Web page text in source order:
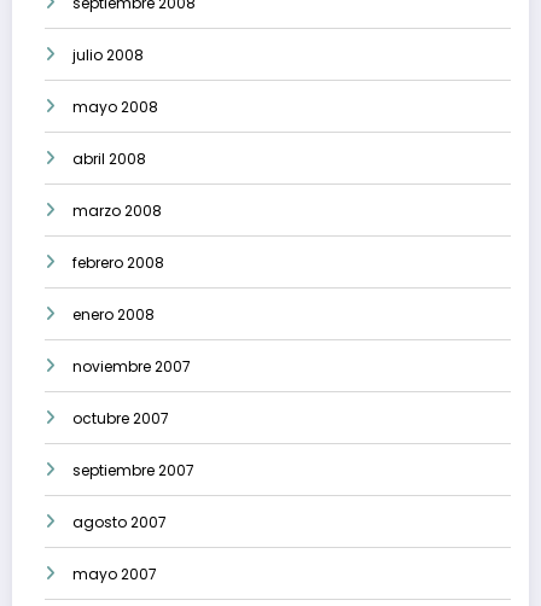
julio 2008
mayo 2008
abril 2008
marzo 2008
febrero 2008
enero 2008
noviembre 2007
octubre 2007
septiembre 2007
agosto 2007
mayo 2007